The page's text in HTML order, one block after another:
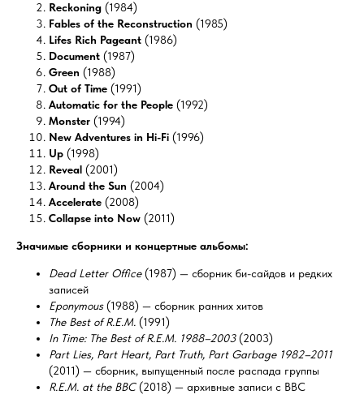
Reckoning (1984)
Fables of the Reconstruction (1985)
Lifes Rich Pageant (1986)
Document (1987)
Green (1988)
Out of Time (1991)
Automatic for the People (1992)
Monster (1994)
New Adventures in Hi-Fi (1996)
Up (1998)
Reveal (2001)
Around the Sun (2004)
Accelerate (2008)
Collapse into Now (2011)
Значимые сборники и концертные альбомы:
Dead Letter Office(1987) — сборник би-сайдов и редких
записей
Eponymous(1988) — сборник ранних хитов
The Best of R.E.M. (1991)
In Time: The Best of R.E.M. 1988–2003(2003)
Part Lies, Part Heart, Part Truth, Part Garbage 1982–2011
(2011) — сборник, выпущенный после распада группы
R.E.M. at the BBC(2018) — архивные записи с BBC